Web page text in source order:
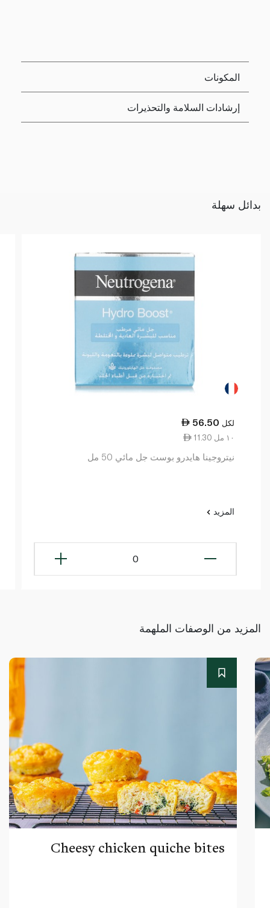
المكونات
إرشادات السلامة والتحذيرات
بدائل سهلة
56.50 لكل
11.30 ١٠ مل
نيتروجينا هايدرو بوست جل مائي 50 مل
المزيد
0
المزيد من الوصفات الملهمة
Cheesy chicken quiche bites